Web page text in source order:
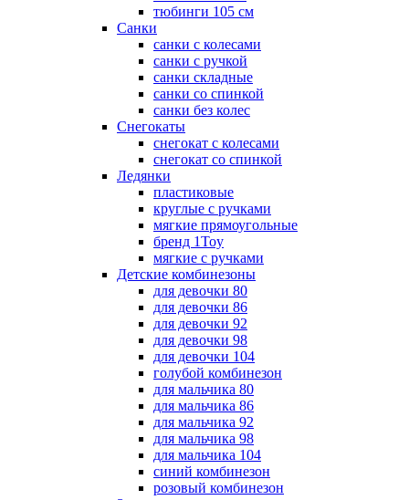
тюбинги 105 см
Санки
санки с колесами
санки с ручкой
санки складные
санки со спинкой
санки без колес
Снегокаты
снегокат с колесами
снегокат со спинкой
Ледянки
пластиковые
круглые с ручками
мягкие прямоугольные
бренд 1Toy
мягкие с ручками
Детские комбинезоны
для девочки 80
для девочки 86
для девочки 92
для девочки 98
для девочки 104
голубой комбинезон
для мальчика 80
для мальчика 86
для мальчика 92
для мальчика 98
для мальчика 104
синий комбинезон
розовый комбинезон